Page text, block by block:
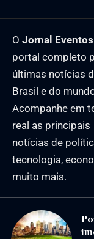
O Jornal Eventos
portal completo
últimas notícias
Brasil e do
Acompanhe em
real as principais
notícias de
tecnologia,
muito mais.